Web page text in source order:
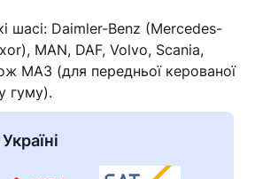
шасі: Daimler-Benz (Mercedes-
MAN, DAF, Volvo, Scania,
МАЗ (для передньої керованої
гуму).